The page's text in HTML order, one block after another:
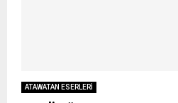
ATAWATAN ESERLERİ